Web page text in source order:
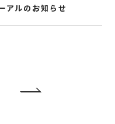
アルのお知らせ